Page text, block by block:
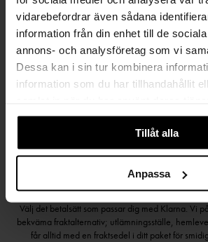
vidarebefordrar även sådana
information från din enhet till de
annons- och analysföretag som vi
Dessa kan i sin tur kombinera
information som du har tillhandahållit
Tillåt alla
Anpassa
Håll dig uppdaterad
PRENUMERERA PÅ VÅRT
PRENUMERERA
HANDLA TRYGGT OCH
Välj det betalsätt som passar dig med Klarna. Vi
bekväma fraktalternativ; utlämningsställe,
får alltid med en fraktsedel i ditt paket för